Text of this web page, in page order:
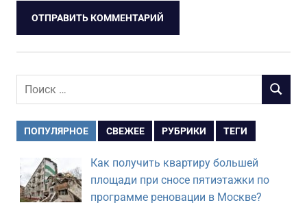
Поиск
ПОИСК
ПОПУЛЯРНОЕ СВЕЖЕЕ РУБРИКИ ТЕГИ
Как получить квартиру большей
площади при сносе пятиэтажки по
программе реновации в Москве?